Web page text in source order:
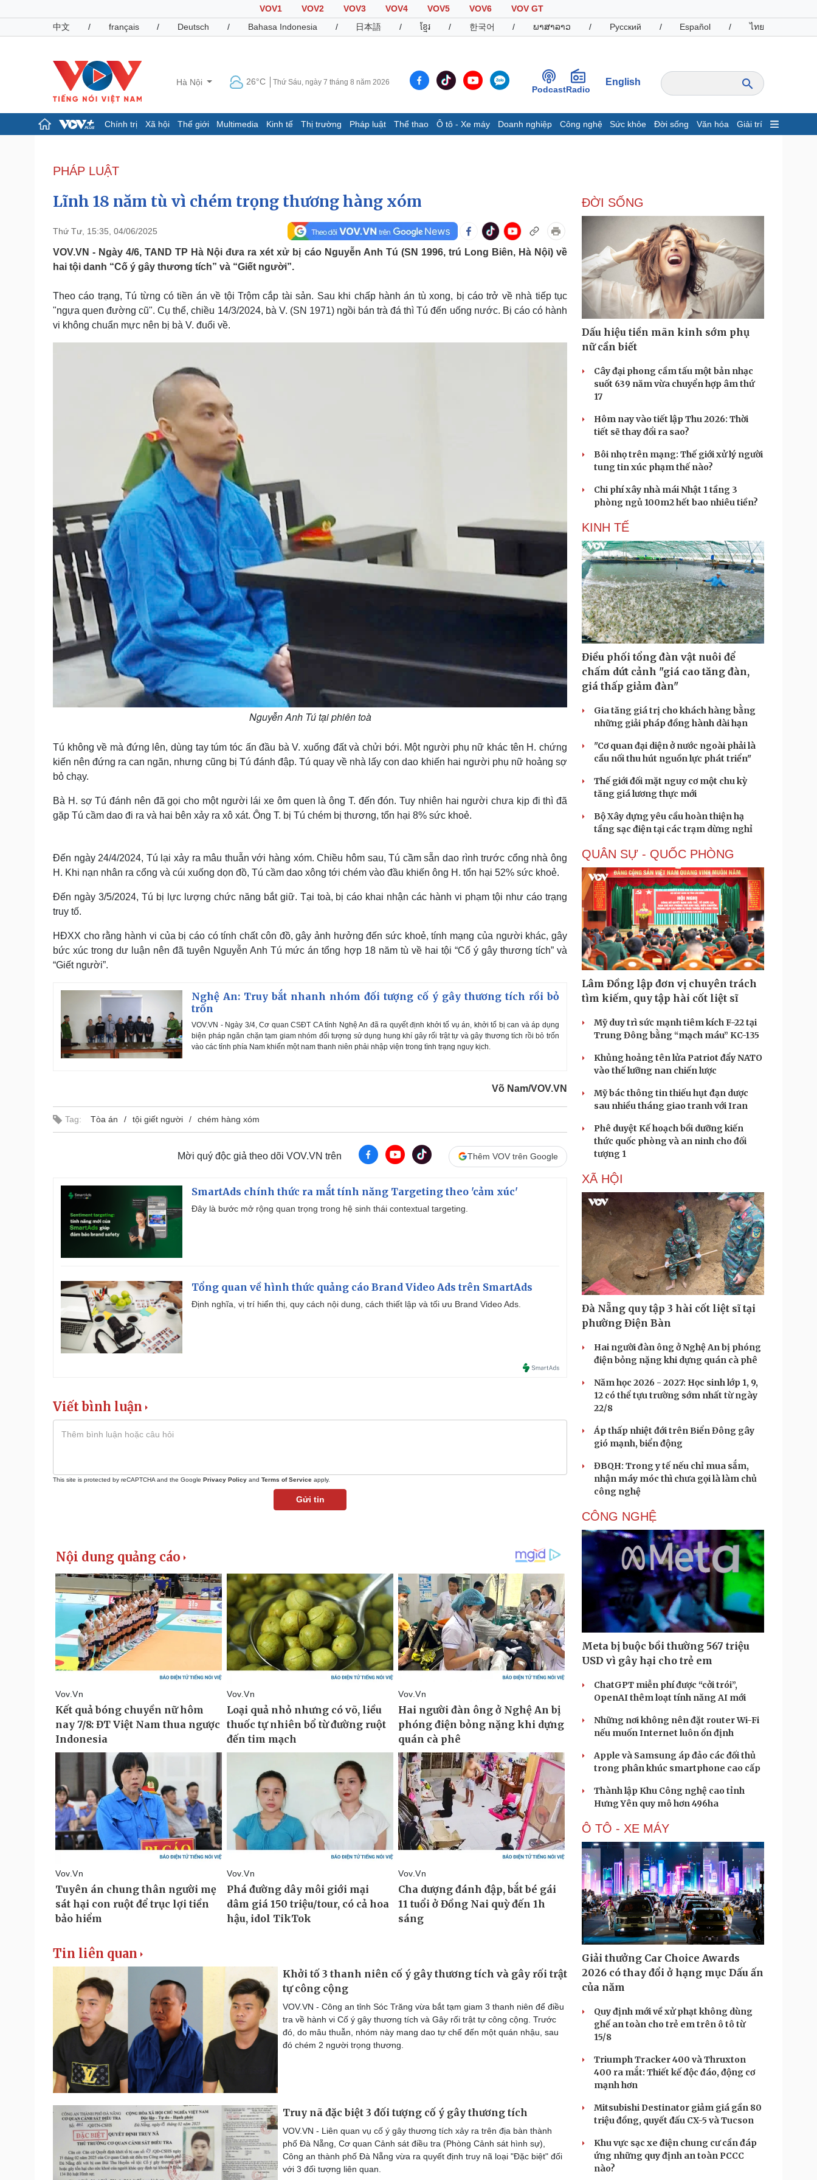
VOV1 VOV2 VOV3 VOV4 VOV5 VOV6
VOV GT
中文
/ français / Deutsch / Bahasa Indonesia / 日本語 / ខ្មែរ / 한국어 / ພາສາລາວ / Русский / Español / ไทย
Hà Nội 26°C Thứ Sáu, ngày 7 tháng 8 năm 2026
PodcastRadio
English
Chính trị Xã hội Thế giới Multimedia Kinh tế Thị trường Pháp luật Thể thao Ô tô - Xe máy Doanh nghiệp Công nghệ Sức khỏe Đời sống Văn hóa Giải trí
Đảng
Tổ chức nhân sự
Nhận diện sự thật
Dấu ấn VOV
Infographic
Giá cà phê
Pháp luật
Vụ án
Tư vấn luật
Quân sự - Quốc phòng
Vũ khí
Phân tích
Thể thao
Thế giới thể thao
eSports
Hậu trường
Ô tô - Xe máy
Tư vấn
Doanh nghiệp
Thông tin doanh nghiệp
Doanh nghiệp 24h
Doanh nhân
Vì cộng đồng
Công nghệ
Sành điệu
Tin Công nghệ
Trải nghiệm
Chuyển đổi số
Blog
Tình yêu - Gia đình
Podcast
Đọc truyện đêm khuya
Cửa sổ tình yêu
PHÁP LUẬT
Lĩnh 18 năm tù vì chém trọng thương hàng xóm
Thứ Tư, 15:35, 04/06/2025
VOV.VN - Ngày 4/6, TAND TP Hà Nội đưa ra xét xử bị cáo Nguyễn Anh Tú (SN 1996, trú Long Biên, Hà Nội) về
hai tội danh “Cố ý gây thương tích” và “Giết người”.
Theo cáo trạng, Tú từng có tiền án về tội Trộm cắp tài sản. Sau khi chấp hành án tù xong, bị cáo trở về nhà tiếp tục
"ngựa quen đường cũ". Cụ thể, chiều 14/3/2024, bà V. (SN 1971) ngồi bán trà đá thì Tú đến uống nước. Bị cáo có hành
vi không chuẩn mực nên bị bà V. đuổi về.
Nguyễn Anh Tú tại phiên toà
Tú không về mà đứng lên, dùng tay túm tóc ấn đầu bà V. xuống đất và chửi bới. Một người phụ nữ khác tên H. chứng
kiến nên đứng ra can ngăn, nhưng cũng bị Tú đánh đập. Tú quay về nhà lấy con dao khiến hai người phụ nữ hoảng sợ
bỏ chạy.
Bà H. sợ Tú đánh nên đã gọi cho một người lái xe ôm quen là ông T. đến đón. Tuy nhiên hai người chưa kịp đi thì đã
gặp Tú cầm dao đi ra và hai bên xảy ra xô xát. Ông T. bị Tú chém bị thương, tổn hại 8% sức khoẻ.
Đến ngày 24/4/2024, Tú lại xảy ra mâu thuẫn với hàng xóm. Chiều hôm sau, Tú cầm sẵn dao rình trước cổng nhà ông
H. Khi nạn nhân ra cổng và cúi xuống dọn đồ, Tú cầm dao xông tới chém vào đầu khiến ông H. tổn hại 52% sức khoẻ.
Đến ngày 3/5/2024, Tú bị lực lượng chức năng bắt giữ. Tại toà, bị cáo khai nhận các hành vi phạm tội như cáo trạng
truy tố.
HĐXX cho rằng hành vi của bị cáo có tính chất côn đồ, gây ảnh hưởng đến sức khoẻ, tính mạng của người khác, gây
bức xúc trong dư luận nên đã tuyên Nguyễn Anh Tú mức án tổng hợp 18 năm tù về hai tội “Cố ý gây thương tích” và
“Giết người”.
Nghệ An: Truy bắt nhanh nhóm đối tượng cố ý gây thương tích rồi bỏ
trốn
VOV.VN - Ngày 3/4, Cơ quan CSĐT CA tỉnh Nghệ An đã ra quyết định khởi tố vụ án, khởi tố bị can và áp dụng
biện pháp ngăn chặn tạm giam nhóm đối tượng sử dụng hung khí gây rối trật tự và gây thương tích rồi bỏ trốn
vào các tỉnh phía Nam khiến một nam thanh niên phải nhập viện trong tình trạng nguy kịch.
Võ Nam/VOV.VN
Tag: Tòa án tội giết người chém hàng xóm
Mời quý độc giả theo dõi VOV.VN trên Thêm VOV trên Google
SmartAds chính thức ra mắt tính năng Targeting theo 'cảm xúc'
Đây là bước mở rộng quan trọng trong hệ sinh thái contextual targeting.
Tổng quan về hình thức quảng cáo Brand Video Ads trên SmartAds
Định nghĩa, vị trí hiển thị, quy cách nội dung, cách thiết lập và tối ưu Brand Video Ads.
Viết bình luận
This site is protected by reCAPTCHA and the Google Privacy Policy and Terms of Service apply.
Gửi tin
Tin liên quan
Khởi tố 3 thanh niên cố ý gây thương tích và gây rối trật
tự công cộng
VOV.VN - Công an tỉnh Sóc Trăng vừa bắt tạm giam 3 thanh niên để điều
tra về hành vi Cố ý gây thương tích và Gây rối trật tự công cộng. Trước
đó, do mâu thuẫn, nhóm này mang dao tự chế đến một quán nhậu, sau
đó chém 2 người trọng thương.
Truy nã đặc biệt 3 đối tượng cố ý gây thương tích
VOV.VN - Liên quan vụ cố ý gây thương tích xảy ra trên địa bàn thành
phố Đà Nẵng, Cơ quan Cảnh sát điều tra (Phòng Cảnh sát hình sự),
Công an thành phố Đà Nẵng vừa ra quyết định truy nã loại "Đặc biệt" đối
với 3 đối tượng liên quan.
ĐỜI SỐNG
Dấu hiệu tiền mãn kinh sớm phụ
nữ cần biết
Cây đại phong cầm tấu một bản nhạc
suốt 639 năm vừa chuyển hợp âm thứ
17
Hôm nay vào tiết lập Thu 2026: Thời
tiết sẽ thay đổi ra sao?
Bôi nhọ trên mạng: Thế giới xử lý người
tung tin xúc phạm thế nào?
Chi phí xây nhà mái Nhật 1 tầng 3
phòng ngủ 100m2 hết bao nhiêu tiền?
KINH TẾ
Điều phối tổng đàn vật nuôi để
chấm dứt cảnh "giá cao tăng đàn,
giá thấp giảm đàn"
Gia tăng giá trị cho khách hàng bằng
những giải pháp đồng hành dài hạn
"Cơ quan đại diện ở nước ngoài phải là
cầu nối thu hút nguồn lực phát triển"
Thế giới đối mặt nguy cơ một chu kỳ
tăng giá lương thực mới
Bộ Xây dựng yêu cầu hoàn thiện hạ
tầng sạc điện tại các trạm dừng nghỉ
QUÂN SỰ - QUỐC PHÒNG
Lâm Đồng lập đơn vị chuyên trách
tìm kiếm, quy tập hài cốt liệt sĩ
Mỹ duy trì sức mạnh tiêm kích F-22 tại
Trung Đông bằng “mạch máu” KC-135
Khủng hoảng tên lửa Patriot đẩy NATO
vào thế lưỡng nan chiến lược
Mỹ bác thông tin thiếu hụt đạn dược
sau nhiều tháng giao tranh với Iran
Phê duyệt Kế hoạch bồi dưỡng kiến
thức quốc phòng và an ninh cho đối
tượng 1
XÃ HỘI
Đà Nẵng quy tập 3 hài cốt liệt sĩ tại
phường Điện Bàn
Hai người đàn ông ở Nghệ An bị phóng
điện bỏng nặng khi dựng quán cà phê
Năm học 2026 - 2027: Học sinh lớp 1, 9,
12 có thể tựu trường sớm nhất từ ngày
22/8
Áp thấp nhiệt đới trên Biển Đông gây
gió mạnh, biển động
ĐBQH: Trong y tế nếu chỉ mua sắm,
nhận máy móc thì chưa gọi là làm chủ
công nghệ
CÔNG NGHỆ
Meta bị buộc bồi thường 567 triệu
USD vì gây hại cho trẻ em
ChatGPT miễn phí được “cởi trói”,
OpenAI thêm loạt tính năng AI mới
Những nơi không nên đặt router Wi-Fi
nếu muốn Internet luôn ổn định
Apple và Samsung áp đảo các đối thủ
trong phân khúc smartphone cao cấp
Thành lập Khu Công nghệ cao tỉnh
Hưng Yên quy mô hơn 496ha
Ô TÔ - XE MÁY
Giải thưởng Car Choice Awards
2026 có thay đổi ở hạng mục Dấu ấn
của năm
Quy định mới về xử phạt không dùng
ghế an toàn cho trẻ em trên ô tô từ
15/8
Triumph Tracker 400 và Thruxton
400 ra mắt: Thiết kế độc đáo, động cơ
mạnh hơn
Mitsubishi Destinator giảm giá gần 80
triệu đồng, quyết đấu CX-5 và Tucson
Khu vực sạc xe điện chung cư cần đáp
ứng những quy định an toàn PCCC
nào?